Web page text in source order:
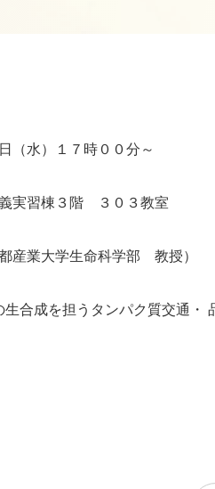
水）１７時００分～
習棟３階 ３０３教室
大学生命科学部 教授）
を担うタンパク質交通・ 品